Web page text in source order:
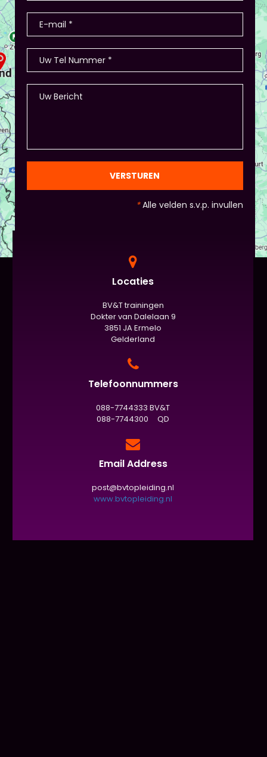
stellen de deelnemers zich voor (1-2 minuten
presentatie), hier waren ook winkeltjes, maar ook
memory met de producten, ze in categorieën
opdelen (grootte/kleur/soort) en andere spelletjes.
- Als je hierbij je eigen creativiteit in wil zetten is
dat altijd mogelijk! Maar: overleg dit dan wel met
Piet of hij dit wil in plaats van een eindpresentatie
+ zorg ervoor dat de deelnemers wel hun
en die van Piet en vervolgens de deelnemers:
gezien de eindpresentaties van 5 minuten de
officiële/vaste werkvorm zijn. Voor beginners is het
nog met spiekbriefje). - Vergeet het
evaluatieformulier niet :)
VERSTUREN
*Alle velden s.v.p. invullen
Locaties
BV&T trainingen
Dokter van Dalelaan 9
3851 JA Ermelo
Gelderland
Telefoonnummers
088-7744333 BV&T
088-7744300 QD
Email Address
post@bvtopleiding.nl
www.bvtopleiding.nl